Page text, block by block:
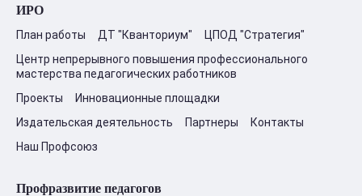
ИРО
План работы ДТ "Кванториум"
ЦПОД "Стратегия"
Центр непрерывного повышения профессионального
мастерства педагогических работников
Проекты
Инновационные площадки
Издательская деятельность
Партнеры
Контакты
Наш Профсоюз
Профразвитие педагогов